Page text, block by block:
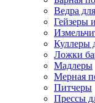
Ведра
Гейзеры
Куллеры
Ложки
Мадлеры
Мерная
Питчеры
Прессы